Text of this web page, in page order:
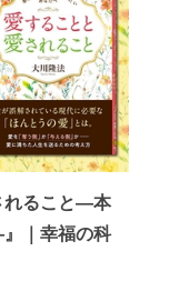
れること―本
｜幸福の科